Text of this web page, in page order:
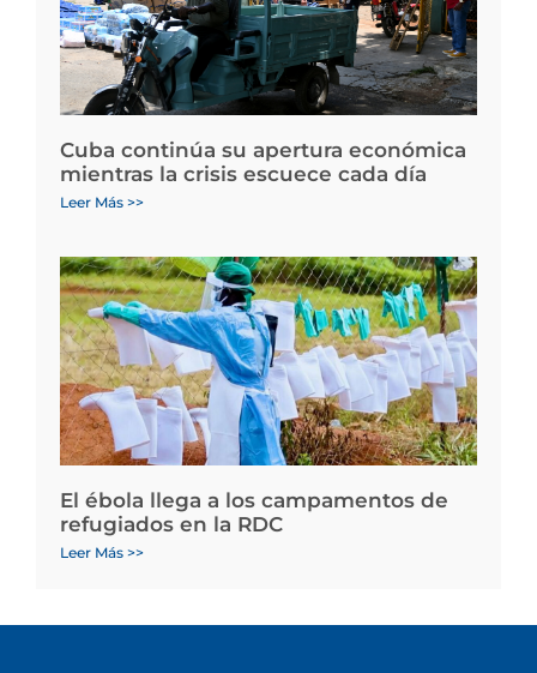
Cuba continúa su apertura económica
mientras la crisis escuece cada día
Leer Más >>
El ébola llega a los campamentos de
refugiados en la RDC
Leer Más >>